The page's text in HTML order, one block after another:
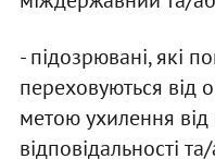
- підозрювані, які
переховуються від
метою ухилення від
відповідальності